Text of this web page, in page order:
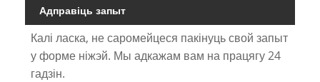
Адправіць запыт
Калі ласка, не саромейцеся пакінуць свой запыт
у форме ніжэй. Мы адкажам вам на працягу 24
гадзін.